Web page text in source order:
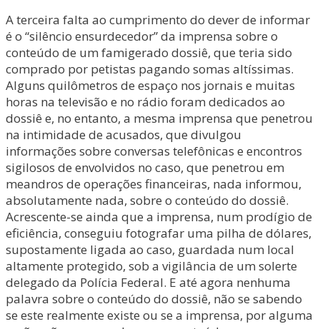
A terceira falta ao cumprimento do dever de informar
é o “silêncio ensurdecedor” da imprensa sobre o
conteúdo de um famigerado dossiê, que teria sido
comprado por petistas pagando somas altíssimas.
Alguns quilômetros de espaço nos jornais e muitas
horas na televisão e no rádio foram dedicados ao
dossiê e, no entanto, a mesma imprensa que penetrou
na intimidade de acusados, que divulgou
informações sobre conversas telefônicas e encontros
sigilosos de envolvidos no caso, que penetrou em
meandros de operações financeiras, nada informou,
absolutamente nada, sobre o conteúdo do dossiê.
Acrescente-se ainda que a imprensa, num prodígio de
eficiência, conseguiu fotografar uma pilha de dólares,
supostamente ligada ao caso, guardada num local
altamente protegido, sob a vigilância de um solerte
delegado da Polícia Federal. E até agora nenhuma
palavra sobre o conteúdo do dossiê, não se sabendo
se este realmente existe ou se a imprensa, por alguma